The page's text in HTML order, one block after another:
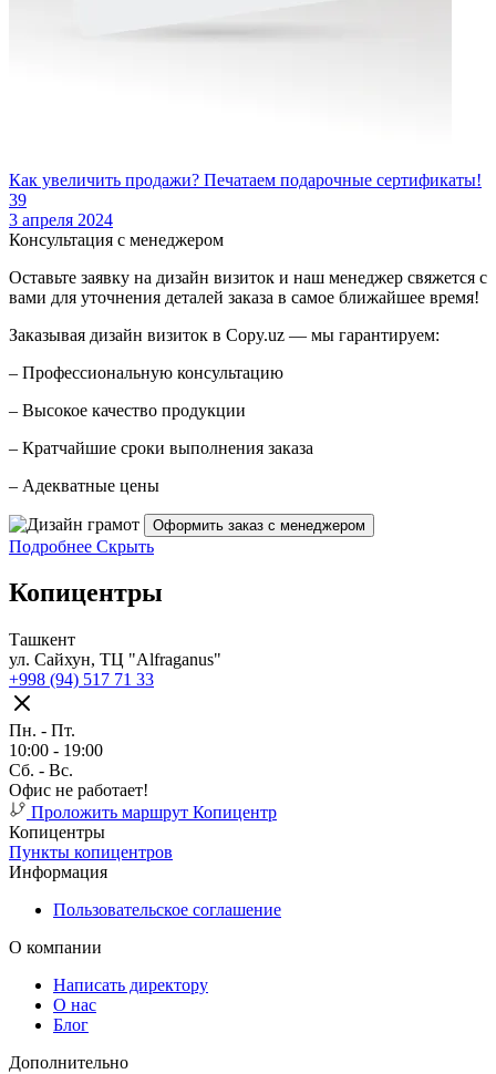
Как увеличить продажи? Печатаем подарочные сертификаты!
39
3 апреля 2024
Консультация с менеджером
Оставьте заявку на дизайн визиток и наш менеджер свяжется с
вами для уточнения деталей заказа в самое ближайшее время!
Заказывая дизайн визиток в Copy.uz — мы гарантируем:
– Профессиональную консультацию
– Высокое качество продукции
– Кратчайшие сроки выполнения заказа
– Адекватные цены
Оформить заказ с менеджером
Подробнее Скрыть
Копицентры
Ташкент
ул. Сайхун, ТЦ "Alfraganus"
+998 (94) 517 71 33
Пн. - Пт.
10:00 - 19:00
Cб. - Вс.
Офис не работает!
Проложить маршрут Копицентр
Копицентры
Пункты копицентров
Информация
Пользовательское соглашение
О компании
Написать директору
О нас
Блог
Дополнительно